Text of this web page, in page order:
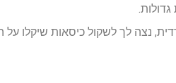
נצה לך לשקול כיסאות שיקלו על